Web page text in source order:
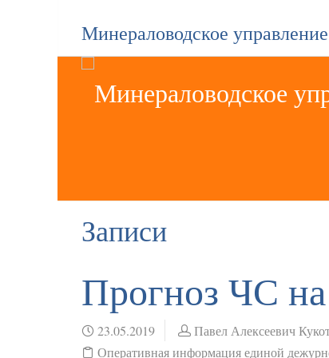
Минераловодское
Записи
Прогноз ЧС
23.05.2019
Павел Алексеевич
Оперативная информация единой